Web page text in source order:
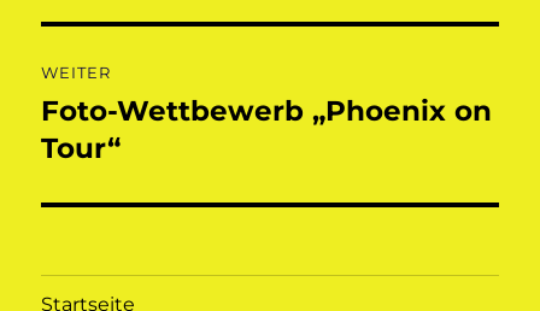
WEITER
Nächster
Beitrag:
Foto-Wettbewerb „Phoenix on
Tour“
Startseite